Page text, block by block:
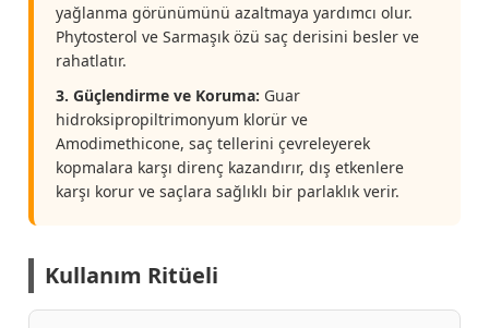
yağlanma görünümünü azaltmaya yardımcı olur.
Phytosterol ve Sarmaşık özü saç derisini besler ve
rahatlatır.
3. Güçlendirme ve Koruma: Guar
hidroksipropiltrimonyum klorür ve
Amodimethicone, saç tellerini çevreleyerek
kopmalara karşı direnç kazandırır, dış etkenlere
karşı korur ve saçlara sağlıklı bir parlaklık verir.
Kullanım Ritüeli